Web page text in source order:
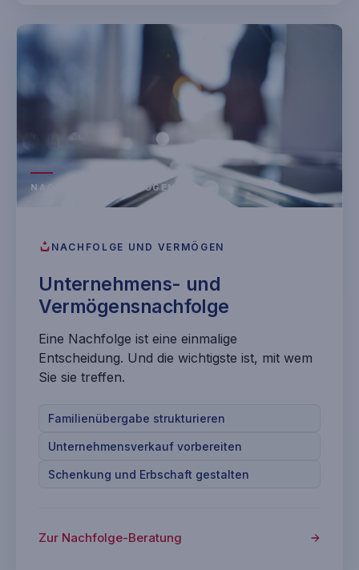
NACHFOLGE · VERMÖGEN
NACHFOLGE UND VERMÖGEN
Unternehmens- und
Vermögensnachfolge
Eine Nachfolge ist eine einmalige
Entscheidung. Und die wichtigste ist, mit wem
Sie sie treffen.
Familienübergabe strukturieren
Unternehmensverkauf vorbereiten
Schenkung und Erbschaft gestalten
Zur Nachfolge-Beratung